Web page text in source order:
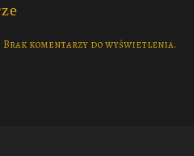
Brak komentarzy do wyświetlenia.